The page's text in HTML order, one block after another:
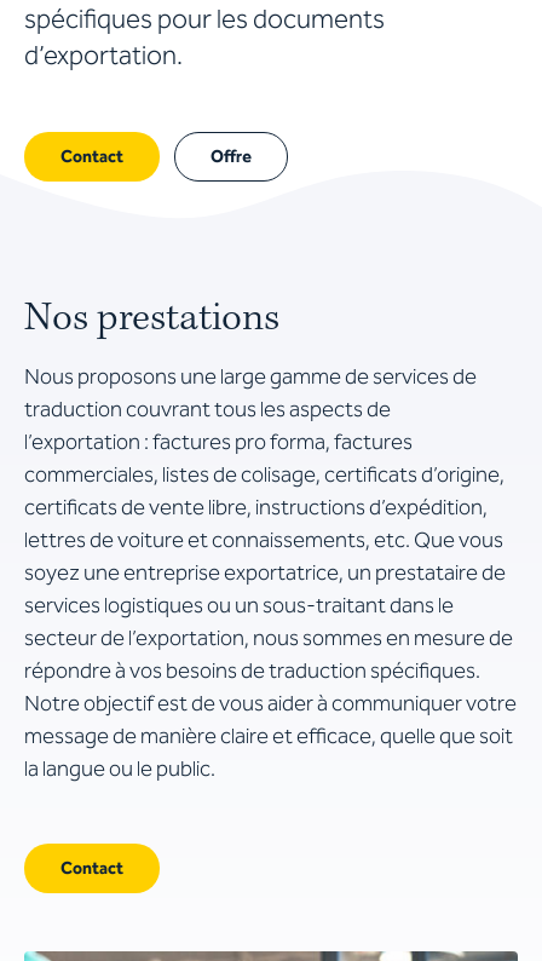
spécifiques pour les documents
d’exportation.
Contact Offre
Nos prestations
Nous proposons une large gamme de services de
traduction couvrant tous les aspects de
l’exportation : factures pro forma, factures
commerciales, listes de colisage, certificats d’origine,
certificats de vente libre, instructions d’expédition,
lettres de voiture et connaissements, etc. Que vous
soyez une entreprise exportatrice, un prestataire de
services logistiques ou un sous-traitant dans le
secteur de l’exportation, nous sommes en mesure de
répondre à vos besoins de traduction spécifiques.
Notre objectif est de vous aider à communiquer votre
message de manière claire et efficace, quelle que soit
la langue ou le public.
Contact